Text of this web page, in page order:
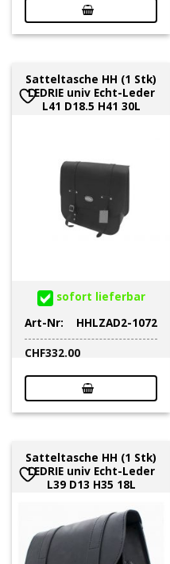
Satteltasche HH (1 Stk)
LEDRIE univ Echt-Leder
L41 D18.5 H41 30L
sofort lieferbar
Art-Nr:
HHLZAD2-1072
CHF332.00
Satteltasche HH (1 Stk)
LEDRIE univ Echt-Leder
L39 D13 H35 18L